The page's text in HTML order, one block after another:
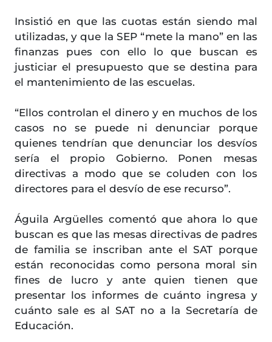
Insistió en que las cuotas están siendo mal
utilizadas, y que la SEP “mete la mano” en las
finanzas pues con ello lo que buscan es
justiciar el presupuesto que se destina para
el mantenimiento de las escuelas.
“Ellos controlan el dinero y en muchos de los
casos no se puede ni denunciar porque
quienes tendrían que denunciar los desvíos
sería el propio Gobierno. Ponen mesas
directivas a modo que se coluden con los
directores para el desvío de ese recurso”.
Águila Argüelles comentó que ahora lo que
buscan es que las mesas directivas de padres
de familia se inscriban ante el SAT porque
están reconocidas como persona moral sin
fines de lucro y ante quien tienen que
presentar los informes de cuánto ingresa y
cuánto sale es al SAT no a la Secretaría de
Educación.